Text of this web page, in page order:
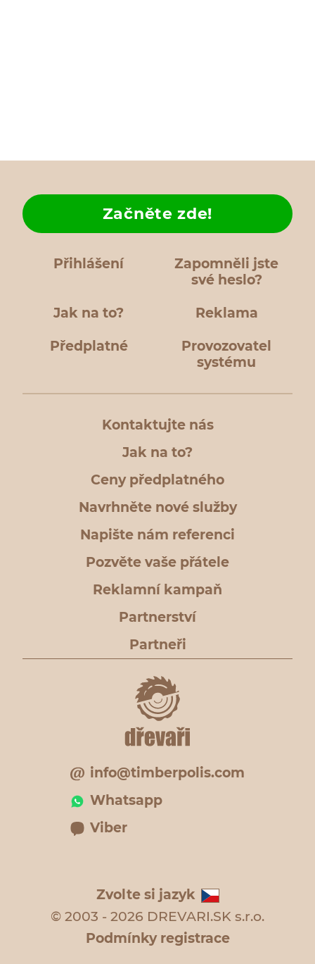
Přihlášení
Zapomněli jste
své heslo?
Jak na to?
Začněte zde!
Reklama
Předplatné
Provozovatel
systému
Kontaktujte nás
Jak na to?
Ceny předplatného
Navrhněte nové služby
Napište nám referenci
Pozvěte vaše přátele
Reklamní kampaň
Partnerství
Partneři
info@timberpolis.com
Whatsapp
Viber
Zvolte si jazyk
© 2003 - 2026 DREVARI.SK s.r.o.
Podmínky registrace